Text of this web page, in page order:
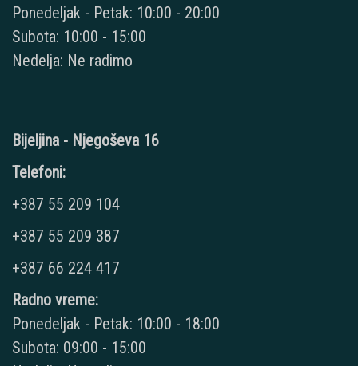
Ponedeljak - Petak: 10:00 - 20:00
Subota: 10:00 - 15:00
Nedelja: Ne radimo
Bijeljina - Njegoševa 16
Telefoni:
+387 55 209 104
+387 55 209 387
+387 66 224 417
Radno vreme:
Ponedeljak - Petak: 10:00 - 18:00
Subota: 09:00 - 15:00